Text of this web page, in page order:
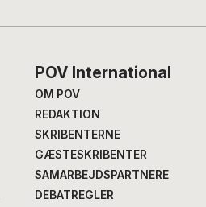
POV International
OM POV
REDAKTION
SKRIBENTERNE
GÆSTESKRIBENTER
SAMARBEJDSPARTNERE
DEBATREGLER